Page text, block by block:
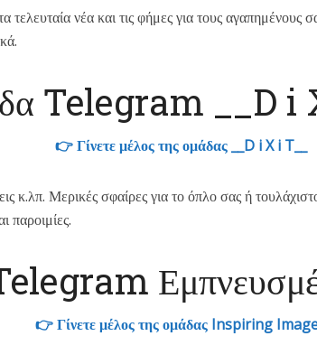
νέα και τις φήμες για τους αγαπημένους
Telegram __D i
👉 Γίνετε μέλος της ομάδας __D i X i T__
Μερικές σφαίρες για το όπλο σας ή
παροιμίες.
👉 Γίνετε μέλος της ομάδας Inspiring